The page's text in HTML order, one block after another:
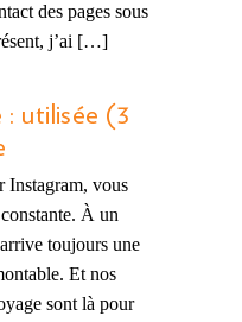
des pages sous
j’ai […]
: utilisée (3
Instagram, vous
À un
toujours une
Et nos
sont là pour